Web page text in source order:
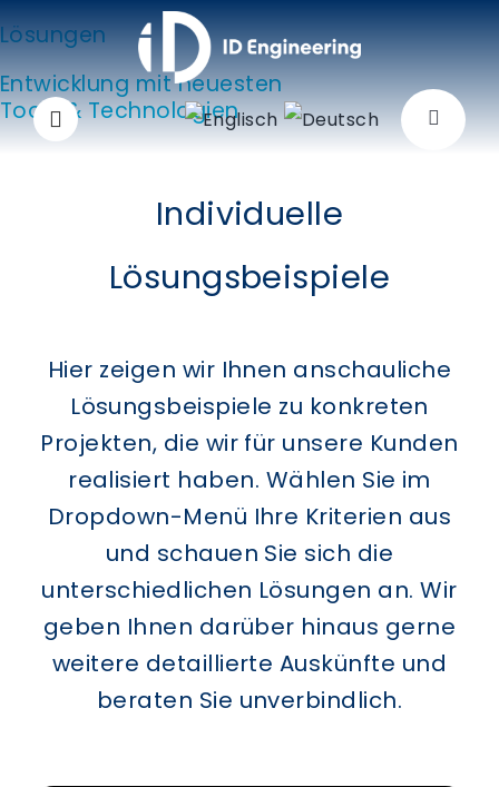
Zum
Inhalt
springen
Lösungen
Entwicklung mit neuesten
Tools & Technologien
Individuelle
Lösungsbeispiele
Hier zeigen wir Ihnen anschauliche
Lösungsbeispiele zu konkreten
Projekten, die wir für unsere Kunden
realisiert haben. Wählen Sie im
Dropdown-Menü Ihre Kriterien aus
und schauen Sie sich die
unterschiedlichen Lösungen an. Wir
geben Ihnen darüber hinaus gerne
weitere detaillierte Auskünfte und
beraten Sie unverbindlich.